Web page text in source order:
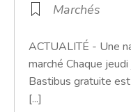
Marchés
ACTUALITÉ - Une
marché Chaque
Bastibus gratuite
[...]